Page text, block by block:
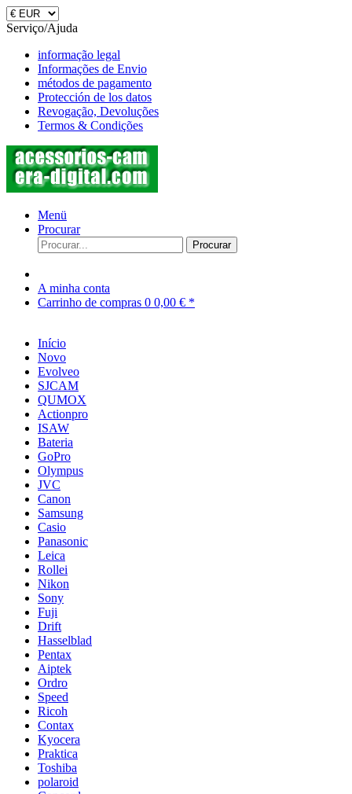
Serviço/Ajuda
informação legal
Informações de Envio
métodos de pagamento
Protección de los datos
Revogação, Devoluções
Termos & Condições
Menü
Procurar
Procurar
A minha conta
Carrinho de compras 0 0,00 € *
Início
Novo
Evolveo
SJCAM
QUMOX
Actionpro
ISAW
Bateria
GoPro
Olympus
JVC
Canon
Samsung
Casio
Panasonic
Leica
Rollei
Nikon
Sony
Fuji
Drift
Hasselblad
Pentax
Aiptek
Ordro
Speed
Ricoh
Contax
Kyocera
Praktica
Toshiba
polaroid